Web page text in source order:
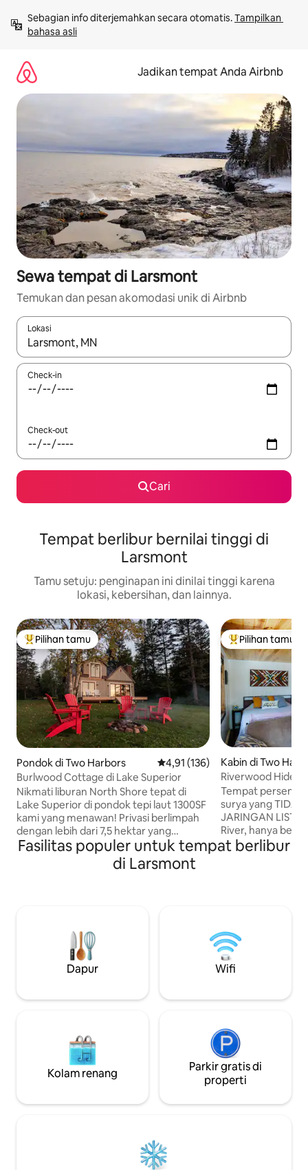
langsung
lihat
Sebagian info diterjemahkan secara otomatis. Tampilkan
bahasa asli
Jadikan tempat Anda Airbnb
Sewa tempat di Larsmont
Temukan dan pesan akomodasi unik di Airbnb
Lokasi
Jika hasil yang dicari tersedia, telusuri dengan tombol panah
Check-in
Check-out
Cari
Tempat berlibur bernilai tinggi di
Larsmont
Tamu setuju: penginapan ini dinilai tinggi karena
lokasi, kebersihan, dan lainnya.
Pilihan tamu terpopuler
Pilihan tamu
Pondok di Two Harbors Nilai rata-rata 4,91 dari 5, 136
4,91 (136)
Burlwood Cottage di Lake Superior
Nikmati liburan North Shore tepat di
Lake Superior di pondok tepi laut 1300SF
kami yang menawan! Privasi berlimpah
dengan lebih dari 7,5 hektar yang
menampilkan anak sungai yang
mengoceh, jalur berkelok - kelok melalui
pepohonan yang menjulang tinggi, dan
lingkungan yang luar biasa. Bawa anak-
anak Anda berenang di danau, nikmati
api unggun di halaman belakang,
berpetualang untuk aktivitas musiman,
pemandangan!
Pilihan tamu
Pilihan tamu
Kabin di Two
Riverwood
Tempat
surya yang TIDAK
JARINGAN
River, hanya
Harbors, Minnesota. TIDAK
JALAN dan
adalah rumah
kendi air minum.
tangan dan piring
menyediakan
kayu bakar.
Fasilitas populer untuk tempat berlibur
di Larsmont
Dapur Wifi
Kolam renang
Parkir gratis di
properti